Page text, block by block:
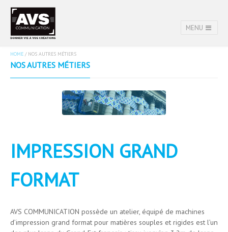
MENU
HOME / NOS AUTRES MÉTIERS
NOS AUTRES MÉTIERS
IMPRESSION GRAND
FORMAT
AVS COMMUNICATION possède un atelier, équipé de machines
d’impression grand format pour matières souples et rigides est l’un